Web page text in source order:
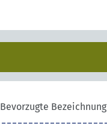
Bevorzugte Bezeichnung